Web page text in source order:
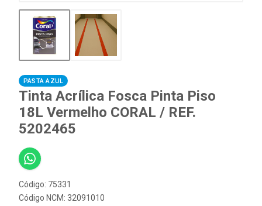
PASTA AZUL
Tinta Acrílica Fosca Pinta Piso
18L Vermelho CORAL / REF.
5202465
Código: 75331
Código NCM: 32091010